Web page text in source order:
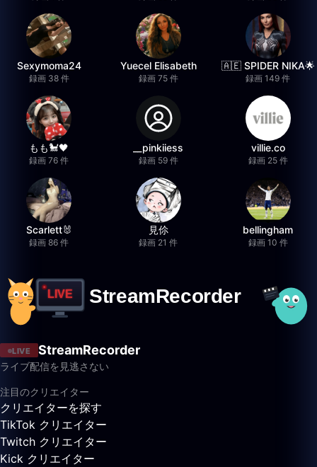
Sexymoma24
録画 38 件
Yuecel Elisabeth
録画 75 件
🇦🇪 SPIDER NIKA🌟
録画 149 件
もも🐩🖤
録画 76 件
__pinkiiess
録画 59 件
villie.co
録画 25 件
Scarlett🐰
録画 86 件
見伱
録画 21 件
bellingham
録画 10 件
LIVE StreamRecorder
ライブ配信を見逃さない
注目のクリエイター
クリエイターを探す
TikTok クリエイター
Twitch クリエイター
Kick クリエイター